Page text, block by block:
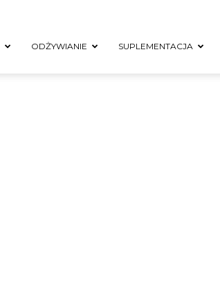
ODŻYWIANIE SUPLEMENTACJA